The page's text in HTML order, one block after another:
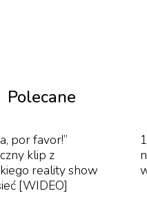
Polecane
por favor!”
klip z
reality show
[WIDEO]